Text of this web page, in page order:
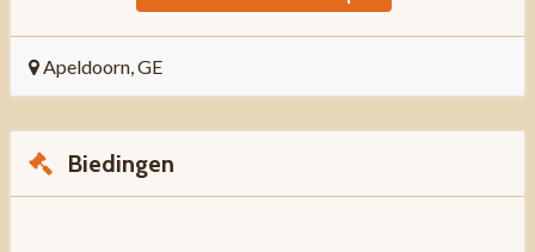
Apeldoorn, GE
Biedingen